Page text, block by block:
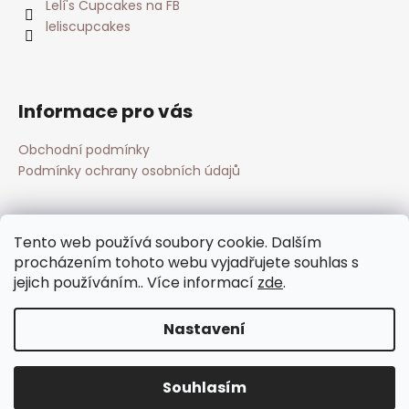
Tento web používá soubory cookie. Dalším
procházením tohoto webu vyjadřujete souhlas s
jejich používáním.. Více informací zde.
Nastavení
Souhlasím
Lelí's Cupcakes na FB
leliscupcakes
Informace pro vás
Obchodní podmínky
Podmínky ochrany osobních údajů
Přijímáme online platby
Copyright 2026Lelí's cupcakes. Všechna práva
Upravit nastavení cookies